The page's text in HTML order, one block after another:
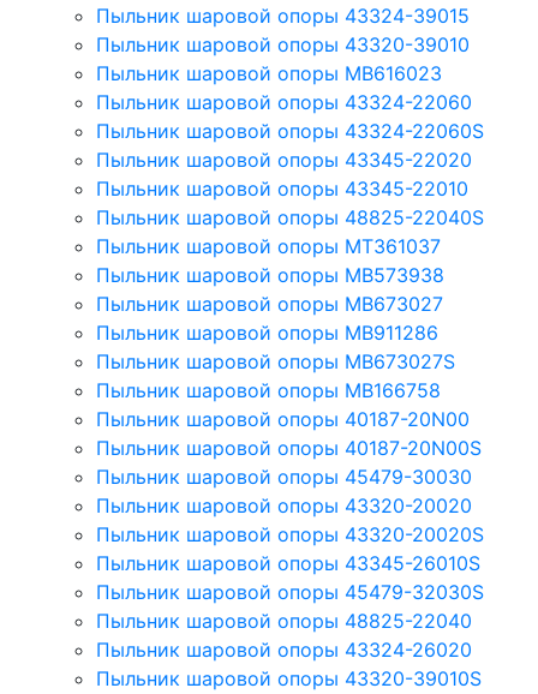
Пыльник шаровой опоры 43324-39015
Пыльник шаровой опоры 43320-39010
Пыльник шаровой опоры MB616023
Пыльник шаровой опоры 43324-22060
Пыльник шаровой опоры 43324-22060S
Пыльник шаровой опоры 43345-22020
Пыльник шаровой опоры 43345-22010
Пыльник шаровой опоры 48825-22040S
Пыльник шаровой опоры MT361037
Пыльник шаровой опоры MB573938
Пыльник шаровой опоры MB673027
Пыльник шаровой опоры MB911286
Пыльник шаровой опоры MB673027S
Пыльник шаровой опоры MB166758
Пыльник шаровой опоры 40187-20N00
Пыльник шаровой опоры 40187-20N00S
Пыльник шаровой опоры 45479-30030
Пыльник шаровой опоры 43320-20020
Пыльник шаровой опоры 43320-20020S
Пыльник шаровой опоры 43345-26010S
Пыльник шаровой опоры 45479-32030S
Пыльник шаровой опоры 48825-22040
Пыльник шаровой опоры 43324-26020
Пыльник шаровой опоры 43320-39010S